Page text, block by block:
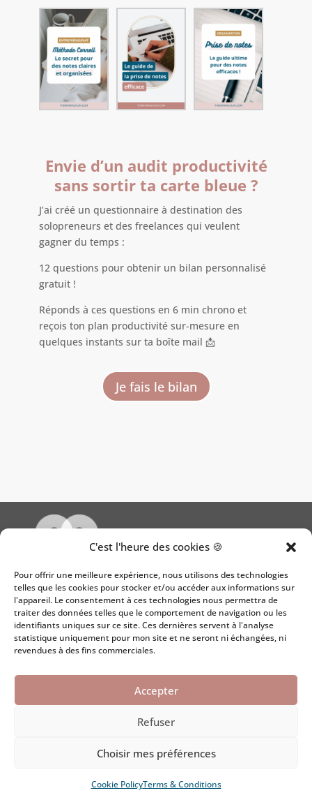
C'est l'heure des cookies 🍪
Pour offrir une meilleure expérience, nous utilisons des technologies
telles que les cookies pour stocker et/ou accéder aux informations sur
l'appareil. Le consentement à ces technologies nous permettra de
traiter des données telles que le comportement de navigation ou les
identifiants uniques sur ce site. Ces dernières servent à l'analyse
statistique uniquement pour mon site et ne seront ni échangées, ni
revendues à des fins commerciales.
Accepter
Refuser
Choisir mes préférences
Cookie PolicyTerms & Conditions
Envie d’un audit productivité
sans sortir ta carte bleue ?
J’ai créé un questionnaire à destination des
solopreneurs et des freelances qui veulent
gagner du temps :
12 questions pour obtenir un bilan personnalisé
gratuit !
Réponds à ces questions en 6 min chrono et
reçois ton plan productivité sur-mesure en
quelques instants sur ta boîte mail 📩
Je fais le bilan
Mentions légales
Politique de confidentialité
© 2025 – Site internet construit par IB Webmaster –